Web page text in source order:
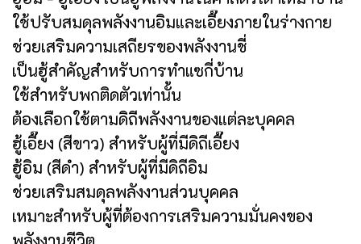
ใช้ปรับสมดุลพลังงานอิมและเอี๊ยงภายในร่างกาย
ช่วยเสริมความเสถียรของพลังงานชี่
เป็นฮู้สำคัญสำหรับการทำแซกี่บ้าน
ใช้สำหรับพกติดตัวเท่านั้น
ต้องเลือกใช้ตามดิถีพลังงานของแต่ละบุคคล
ฮู้เอี๊ยง (สีขาว) สำหรับผู้ที่มีดิถีเอี๊ยง
ฮู้อิม (สีดำ) สำหรับผู้ที่มีดิถีอิม
ช่วยเสริมสมดุลพลังงานส่วนบุคคล
เหมาะสำหรับผู้ที่ต้องการเสริมความมั่นคงของ
พลังงานชีวิต